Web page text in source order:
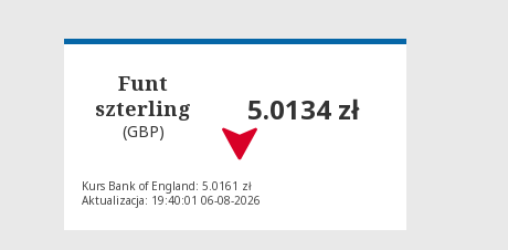
Funt
szterling
(GBP)
5.0134 zł
Kurs Bank of England: 5.0161 zł
Aktualizacja: 19:40:01 06-08-2026